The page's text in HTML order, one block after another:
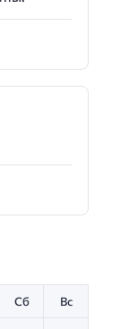
Сб Вс